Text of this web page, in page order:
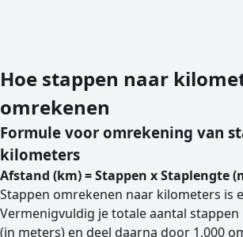
Hoe stappen naar
omrekenen
Formule voor omrekening van
kilometers
Afstand (km) = Stappen x Staplengte
Stappen omrekenen naar kilometers is
Vermenigvuldig je totale aantal
(in meters) en deel daarna door 1,000